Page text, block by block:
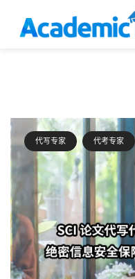
代写专家 代考专家